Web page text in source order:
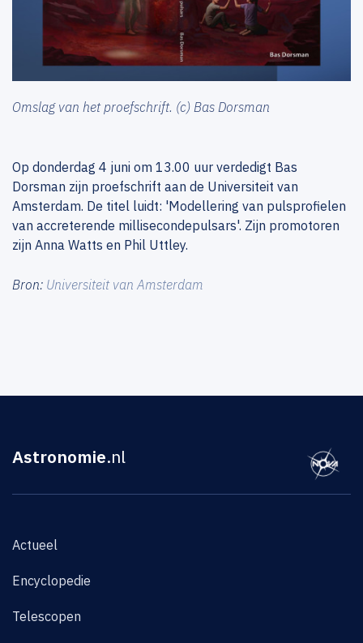
Omslag van het proefschrift. (c) Bas Dorsman
Op donderdag 4 juni om 13.00 uur verdedigt Bas
Dorsman zijn proefschrift aan de Universiteit van
Amsterdam. De titel luidt: 'Modellering van pulsprofielen
van accreterende millisecondepulsars'. Zijn promotoren
zijn Anna Watts en Phil Uttley.
Bron: Universiteit van Amsterdam
Astronomie.nl
Actueel
Encyclopedie
Telescopen